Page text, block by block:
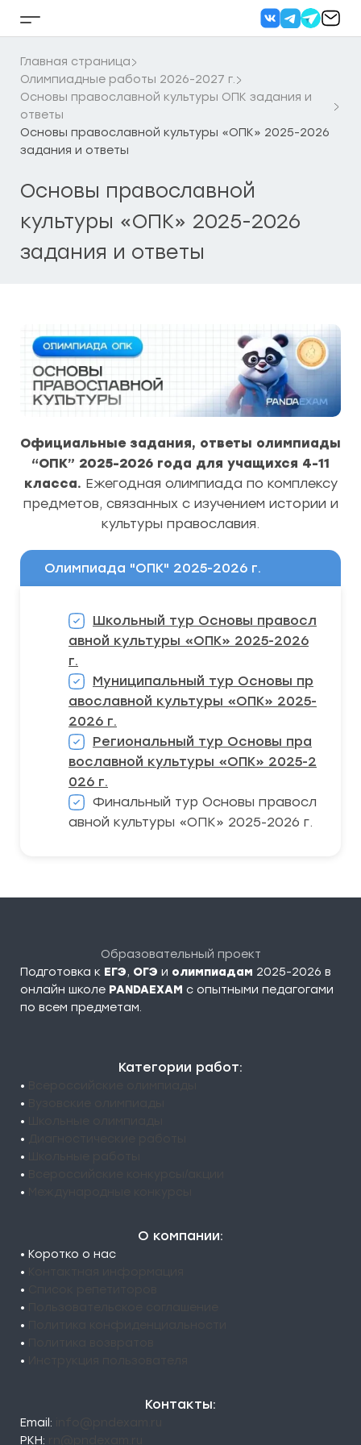
Кнопка
бокового
меню
Главная страница
Олимпиадные работы 2026-2027 г.
Основы православной культуры ОПК задания и
ответы
Основы православной культуры «ОПК» 2025-2026
задания и ответы
Основы православной
культуры «ОПК» 2025-2026
задания и ответы
Официальные задания, ответы олимпиады
“ОПК” 2025-2026 года для учащихся 4-11
класса. Ежегодная олимпиада по комплексу
предметов, связанных с изучением истории и
культуры православия.
Олимпиада "ОПК" 2025-2026 г.
Школьный тур Основы правосл
авной культуры «ОПК» 2025-2026
г.
Муниципальный тур Основы пр
авославной культуры «ОПК» 2025-
2026 г.
Региональный тур Основы пра
вославной культуры «ОПК» 2025-2
026 г.
Финальный тур Основы правосл
авной культуры «ОПК» 2025-2026 г.
Образовательный проект
Подготовка к ЕГЭ, ОГЭ и олимпиадам 2025-2026 в
онлайн школе PANDAEXAM c опытными педагогами
по всем предметам.
Категории работ:
•
•
•
•
•
•
•
О компании:
• Коротко о нас
•
•
•
•
•
•
Контакты:
Email:
РКН: